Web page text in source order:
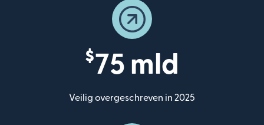
$75 mld
Veilig overgeschreven in 2025